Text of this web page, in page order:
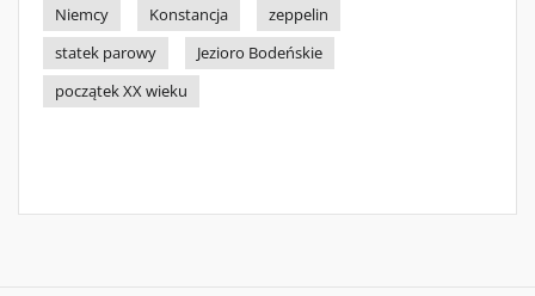
Niemcy
Konstancja
zeppelin
statek parowy
Jezioro Bodeńskie
początek XX wieku